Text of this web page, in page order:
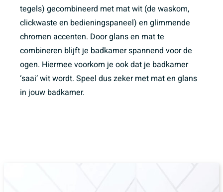
tegels) gecombineerd met mat wit (de waskom,
clickwaste en bedieningspaneel) en glimmende
chromen accenten. Door glans en mat te
combineren blijft je badkamer spannend voor de
ogen. Hiermee voorkom je ook dat je badkamer
‘saai’ wit wordt. Speel dus zeker met mat en glans
in jouw badkamer.